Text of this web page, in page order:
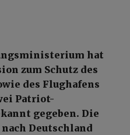
hat
zum Schutz des
des Flughafens
Patriot-
gegeben. Die
Deutschland